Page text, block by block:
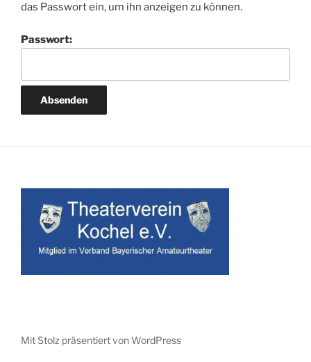
das Passwort ein, um ihn anzeigen zu können.
Passwort:
Mit Stolz präsentiert von WordPress